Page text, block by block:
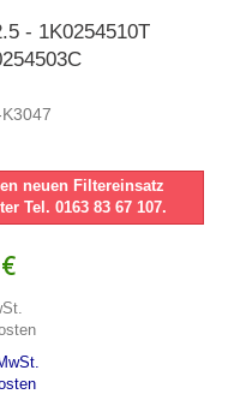
- 1K0254510T
neuen Filtereinsatz
Tel. 0163 83 67 107.